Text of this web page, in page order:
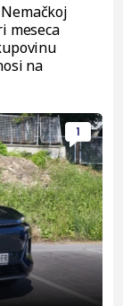
meseca
na
1